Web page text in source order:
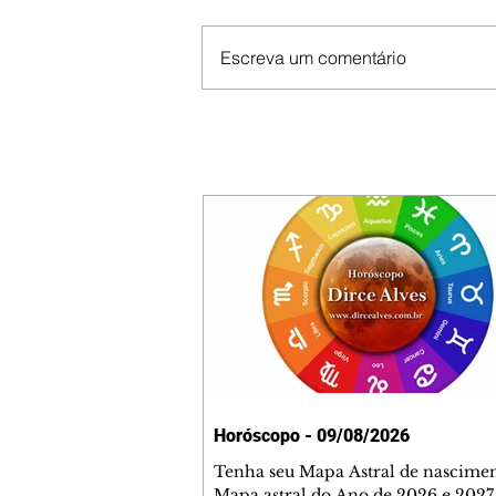
Escreva um comentário
Horóscopo - 09/08/2026
Tenha seu Mapa Astral de